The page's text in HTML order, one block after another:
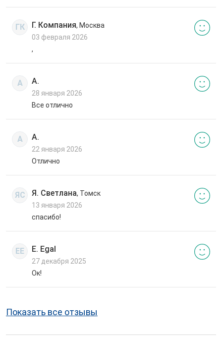
ГК Г. Компания, Москва
03 февраля 2026
,
А А.
28 января 2026
Все отлично
А А.
22 января 2026
Отлично
ЯС Я. Светлана, Томск
13 января 2026
спасибо!
EE E. Egal
27 декабря 2025
Ок!
Показать все отзывы